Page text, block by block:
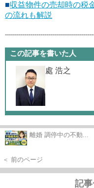
■収益物件の売却時の税
の流れも解説
この記事を書いた人
處 浩之
離婚 調停中の不動...
＜ 前のページ
記